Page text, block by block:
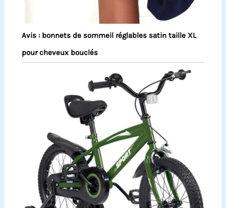
Avis : bonnets de sommeil réglables satin taille XL
pour cheveux bouclés